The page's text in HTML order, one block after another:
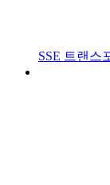
SSE 트랜스